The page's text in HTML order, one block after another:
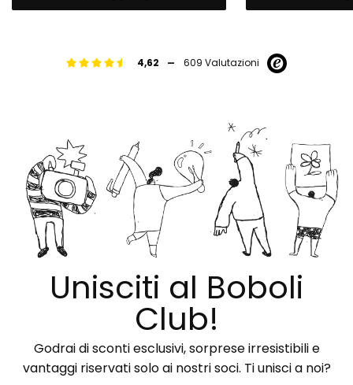
4,62 - 609 Valutazioni
Unisciti al Boboli
Club!
Godrai di sconti esclusivi, sorprese irresistibili e
vantaggi riservati solo ai nostri soci. Ti unisci a noi?